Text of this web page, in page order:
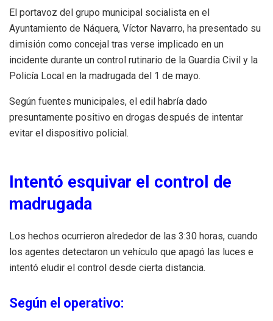
El portavoz del grupo municipal socialista en el
Ayuntamiento de Náquera, Víctor Navarro, ha presentado su
dimisión como concejal tras verse implicado en un
incidente durante un control rutinario de la Guardia Civil y la
Policía Local en la madrugada del 1 de mayo.
Según fuentes municipales, el edil habría dado
presuntamente positivo en drogas después de intentar
evitar el dispositivo policial.
Intentó esquivar el control de
madrugada
Los hechos ocurrieron alrededor de las 3:30 horas, cuando
los agentes detectaron un vehículo que apagó las luces e
intentó eludir el control desde cierta distancia.
Según el operativo: